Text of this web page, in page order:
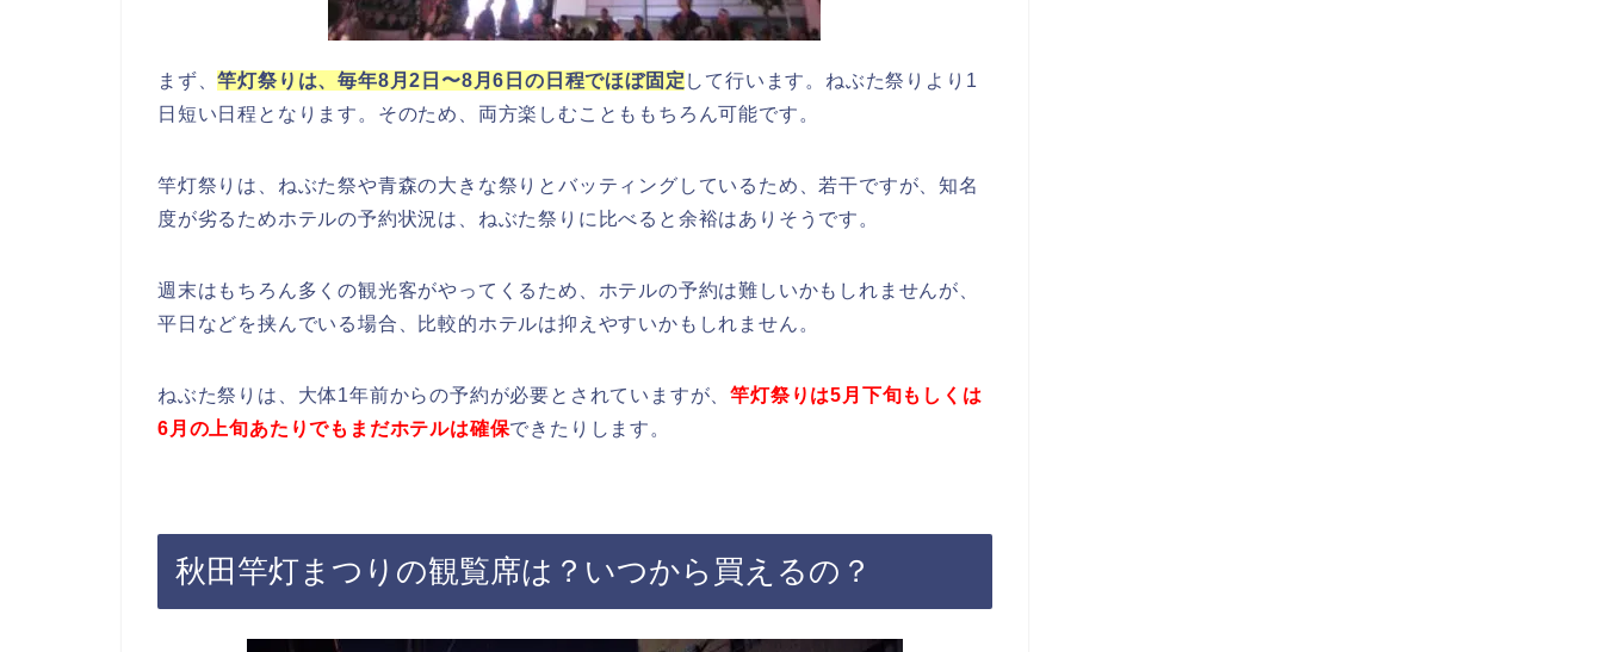
まず、竿灯祭りは、毎年8月2日〜8月6日の日程でほぼ固定 して行います。ねぶた祭りより1
日短い日程となります。そのため、両方楽しむことももちろん可能です。
竿灯祭りは、ねぶた祭や青森の大きな祭りとバッティングしているため、若干ですが、知名
度が劣るためホテルの予約状況は、ねぶた祭りに比べると余裕はありそうです。
週末はもちろん多くの観光客がやってくるため、ホテルの予約は難しいかもしれませんが、
平日などを挟んでいる場合、比較的ホテルは抑えやすいかもしれません。
ねぶた祭りは、大体1年前からの予約が必要とされていますが、竿灯祭りは5月下旬もしくは
6月の上旬あたりでもまだホテルは確保できたりします。
秋田竿灯まつりの観覧席は？いつから買えるの？